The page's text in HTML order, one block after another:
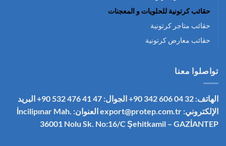
حقائب كرتونية للحلويات و المعجنات
حقائب متاجر كرتونية
حقائب معارض كرتونية
تواصلوا معنا
الهاتف: 32 04 606 342 90+ الجوال: 47 41 476 532 90+
البريد
الإلكتروني: export@protep.com.tr
العنوان: İncilipınar Mah.
36001 Nolu Sk. No:16/C Şehitkamil – GAZİANTEP